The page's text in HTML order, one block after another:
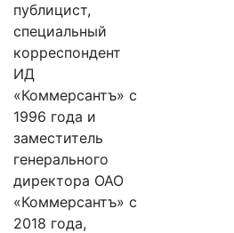
публицист,
специальный
корреспондент
ИД
«Коммерсантъ» с
1996 года и
заместитель
генерального
директора ОАО
«Коммерсантъ» с
2018 года,